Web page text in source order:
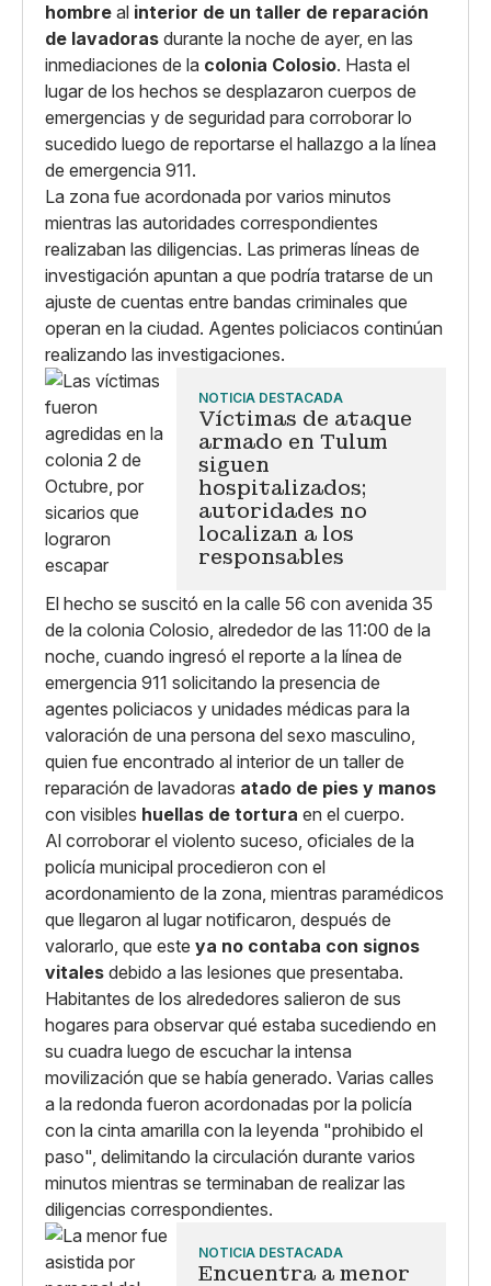
hombre al interior de un taller de reparación
de lavadoras durante la noche de ayer, en las
inmediaciones de la colonia Colosio. Hasta el
lugar de los hechos se desplazaron cuerpos de
emergencias y de seguridad para corroborar lo
sucedido luego de reportarse el hallazgo a la línea
de emergencia 911.
La zona fue acordonada por varios minutos
mientras las autoridades correspondientes
realizaban las diligencias. Las primeras líneas de
investigación apuntan a que podría tratarse de un
ajuste de cuentas entre bandas criminales que
operan en la ciudad. Agentes policiacos continúan
realizando las investigaciones.
NOTICIA DESTACADA
Víctimas de ataque
armado en Tulum
siguen
hospitalizados;
autoridades no
localizan a los
responsables
El hecho se suscitó en la calle 56 con avenida 35
de la colonia Colosio, alrededor de las 11:00 de la
noche, cuando ingresó el reporte a la línea de
emergencia 911 solicitando la presencia de
agentes policiacos y unidades médicas para la
valoración de una persona del sexo masculino,
quien fue encontrado al interior de un taller de
reparación de lavadoras atado de pies y manos
con visibles huellas de tortura en el cuerpo.
Al corroborar el violento suceso, oficiales de la
policía municipal procedieron con el
acordonamiento de la zona, mientras paramédicos
que llegaron al lugar notificaron, después de
valorarlo, que este ya no contaba con signos
vitales debido a las lesiones que presentaba.
Habitantes de los alrededores salieron de sus
hogares para observar qué estaba sucediendo en
su cuadra luego de escuchar la intensa
movilización que se había generado. Varias calles
a la redonda fueron acordonadas por la policía
con la cinta amarilla con la leyenda "prohibido el
paso", delimitando la circulación durante varios
minutos mientras se terminaban de realizar las
diligencias correspondientes.
NOTICIA DESTACADA
Encuentra a menor